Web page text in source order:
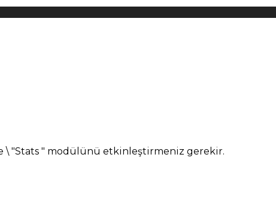
\ "Stats " modülünü etkinleştirmeniz gerekir.